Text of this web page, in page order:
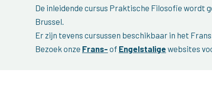
De inleidende cursus Praktische Filosofie wordt
Brussel.
Er zijn tevens cursussen beschikbaar in het Frans
Bezoek onze Frans- of Engelstalige websites